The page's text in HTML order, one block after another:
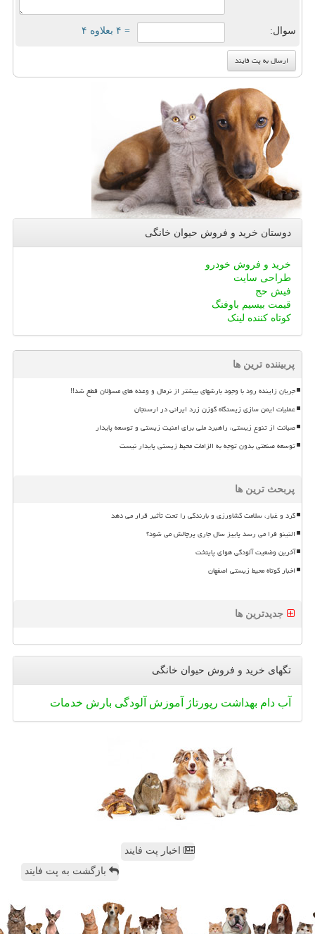
سوال: = ۴ بعلاوه ۴
دوستان خرید و فروش حیوان خانگی
خرید و فروش خودرو
طراحی سایت
فیش حج
قیمت بیسیم باوفنگ
کوتاه کننده لینک
پربیننده ترین ها
جریان زاینده رود با وجود بارشهای بیشتر از نرمال و وعده های مسؤلان قطع شد!!
عملیات ایمن سازی زیستگاه گوزن زرد ایرانی در ارسنجان
صیانت از تنوع زیستی، راهبرد ملی برای امنیت زیستی و توسعه پایدار
توسعه صنعتی بدون توجه به الزامات محیط زیستی پایدار نیست
پربحث ترین ها
گرد و غبار، سلامت کشاورزی و بارندگی را تحت تأثیر قرار می دهد
النینو فرا می رسد پاییز سال جاری پرچالش می شود؟
آخرین وضعیت آلودگی هوای پایتخت
اخبار کوتاه محیط زیستی اصفهان
جدیدترین ها
تگهای خرید و فروش حیوان خانگی
آب دام بهداشت رپورتاژ آموزش آلودگی بارش خدمات
اخبار پت فایند
بازگشت به پت فایند